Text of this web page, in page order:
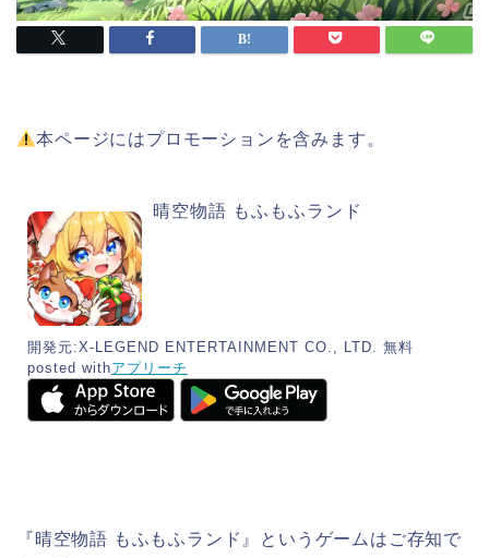
本ページにはプロモーションを含みます。
晴空物語 もふもふランド
開発元:X-LEGEND ENTERTAINMENT CO., LTD.
無料
posted withアプリーチ
『晴空物語 もふもふランド』というゲームはご存知で